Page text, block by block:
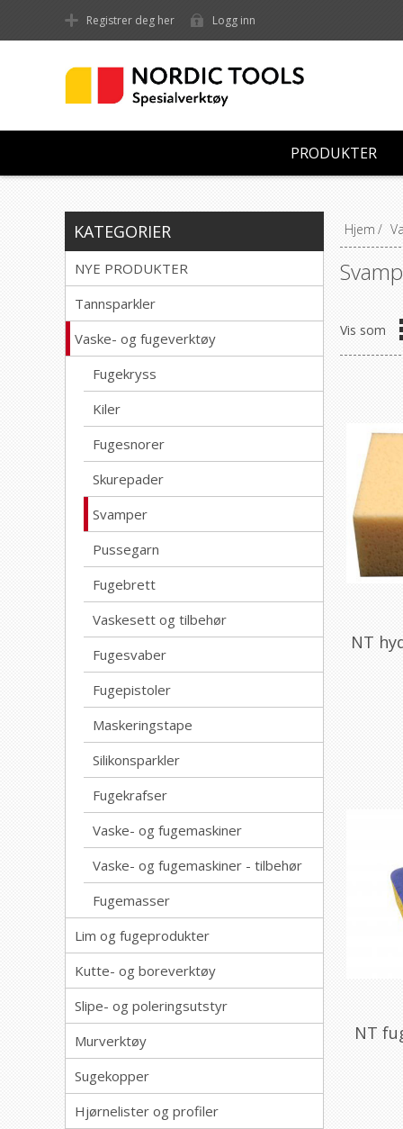
Registrer deg her Logg inn
PRODUKTER
Hjem /
Vis som
NT
NT
KATEGORIER
NYE PRODUKTER
Tannsparkler
Vaske- og fugeverktøy
Fugekryss
Kiler
Fugesnorer
Skurepader
Svamper
Pussegarn
Fugebrett
Vaskesett og tilbehør
Fugesvaber
Fugepistoler
Maskeringstape
Silikonsparkler
Fugekrafser
Vaske- og fugemaskiner
Vaske- og fugemaskiner - tilbehør
Fugemasser
Lim og fugeprodukter
Kutte- og boreverktøy
Slipe- og poleringsutstyr
Murverktøy
Sugekopper
Hjørnelister og profiler